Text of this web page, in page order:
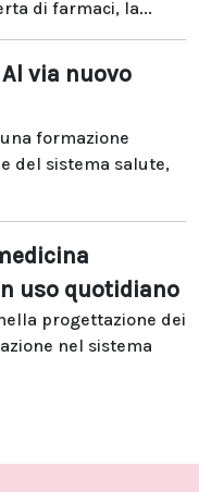
di farmaci, la...
via nuovo
formazione
del sistema salute,
uso quotidiano
progettazione dei
nel sistema